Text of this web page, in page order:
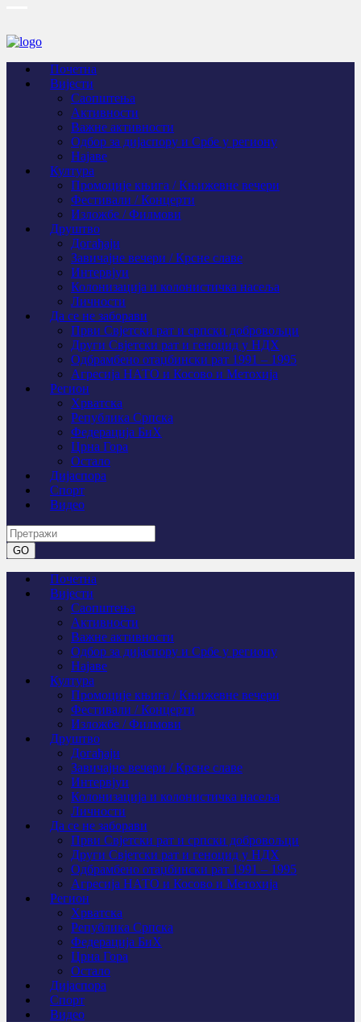
Почетна
Вијести
Саопштења
Активности
Важне активности
Одбор за дијаспору и Србе у региону
Најаве
Култура
Промоције књига / Књижевне вечери
Фестивали / Концерти
Изложбе / Филмови
Друштво
Догађаји
Завичајне вечери / Крсне славе
Интервјуи
Колонизација и колонистичка насеља
Личности
Да се не заборави
Први Свјeтски рат и српски добровољци
Други Свјетски рат и геноцид у НДХ
Одбрамбено отаџбински рат 1991 – 1995
Агресија НАТО и Косово и Метохија
Регион
Хрватска
Република Српска
Федерација БиХ
Црна Гора
Остало
Дијаспора
Спорт
Видео
Почетна
Вијести
Саопштења
Активности
Важне активности
Одбор за дијаспору и Србе у региону
Најаве
Култура
Промоције књига / Књижевне вечери
Фестивали / Концерти
Изложбе / Филмови
Друштво
Догађаји
Завичајне вечери / Крсне славе
Интервјуи
Колонизација и колонистичка насеља
Личности
Да се не заборави
Први Свјeтски рат и српски добровољци
Други Свјетски рат и геноцид у НДХ
Одбрамбено отаџбински рат 1991 – 1995
Агресија НАТО и Косово и Метохија
Регион
Хрватска
Република Српска
Федерација БиХ
Црна Гора
Остало
Дијаспора
Спорт
Видео